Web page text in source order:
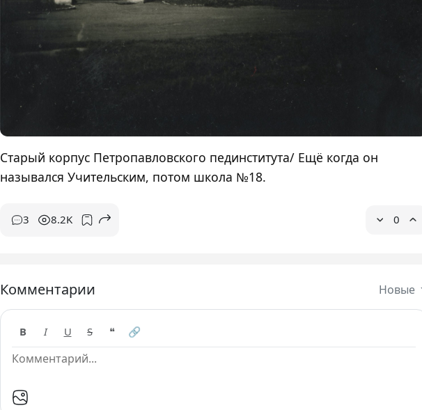
Старый корпус Петропавловского пединститута/ Ещё когда он
назывался Учительским, потом школа №18.
3 8.2K 0
Комментарии Новые
B I U S ❝ 🔗